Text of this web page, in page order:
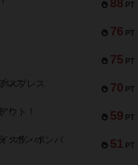
88 PT
76 PT
75 PT
70 PT
スプレス
59 PT
ウト！
51 PT
スラ・ボンバ